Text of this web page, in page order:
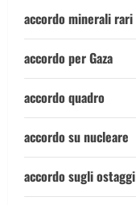
accordo minerali rari
accordo per Gaza
accordo quadro
accordo su nucleare
accordo sugli ostaggi